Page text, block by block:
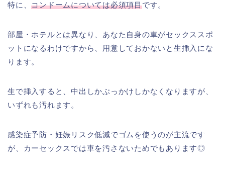
特に、コンドームについては必須項目です。
部屋・ホテルとは異なり、あなた自身の車がセックススポ
ットになるわけですから、用意しておかないと生挿入にな
ります。
生で挿入すると、中出しかぶっかけしかなくなりますが、
いずれも汚れます。
感染症予防・妊娠リスク低減でゴムを使うのが主流です
が、カーセックスでは車を汚さないためでもあります◎